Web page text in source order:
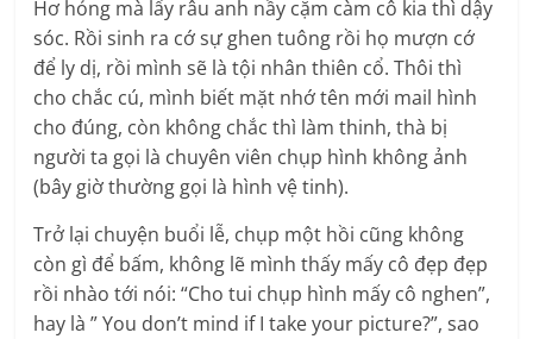
Hơ hỏng mà lấy râu anh nầy cặm càm cô kia thì dậy
sóc. Rồi sinh ra cớ sự ghen tuông rồi họ mượn cớ
để ly dị, rồi mình sẽ là tội nhân thiên cổ. Thôi thì
cho chắc cú, mình biết mặt nhớ tên mới mail hình
cho đúng, còn không chắc thì làm thinh, thà bị
người ta gọi là chuyên viên chụp hình không ảnh
(bây giờ thường gọi là hình vệ tinh).
Trở lại chuyện buổi lễ, chụp một hồi cũng không
còn gì để bấm, không lẽ mình thấy mấy cô đẹp đẹp
rồi nhào tới nói: “Cho tui chụp hình mấy cô nghen”,
hay là ” You don’t mind if I take your picture?”, sao